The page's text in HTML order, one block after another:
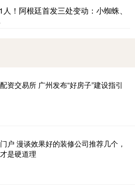
！阿根廷首发三处变动：小蜘蛛、
资交易所 广州发布“好房子”建设指引
户 漫谈效果好的装修公司推荐几个，
是硬道理